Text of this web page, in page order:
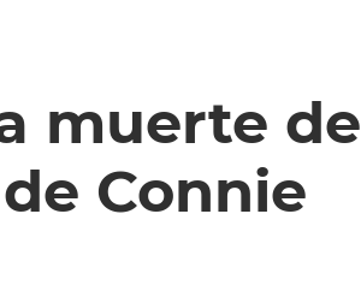
muerte de
Connie